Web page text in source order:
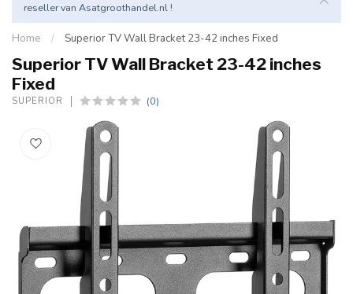
reseller van Asatgroothandel.nl !
Home / Superior TV Wall Bracket 23-42 inches Fixed
Superior TV Wall Bracket 23-42 inches
Fixed
SUPERIOR (0)